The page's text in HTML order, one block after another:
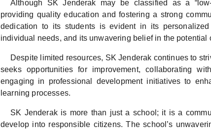
Although SK Jenderak may be classified as a
providing quality education and fostering a strong
dedication to its students is evident in its
individual needs, and its unwavering belief in the potential
Despite limited resources, SK Jenderak continues to
seeks opportunities for improvement, collaborating
engaging in professional development initiatives to
learning processes.
SK Jenderak is more than just a school; it is a
develop into responsible citizens. The school’s